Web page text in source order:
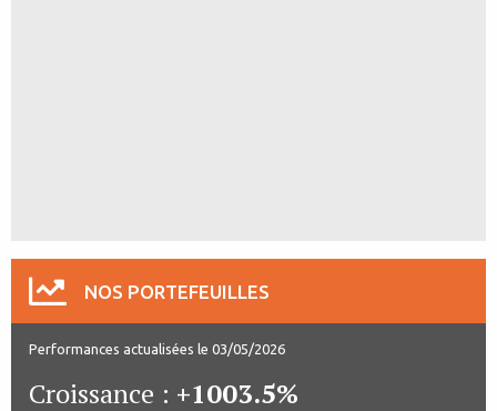
NOS PORTEFEUILLES
Performances actualisées le 03/05/2026
Croissance : +1003.5%